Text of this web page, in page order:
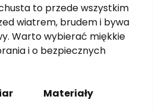
to przede wszystkim
wiatrem, brudem i bywa
Warto wybierać miękkie
i o bezpiecznych
Materiały